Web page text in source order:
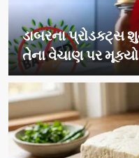
ડાબરના પ્રોડક્ટ્સ
તેના વેચાણ પર